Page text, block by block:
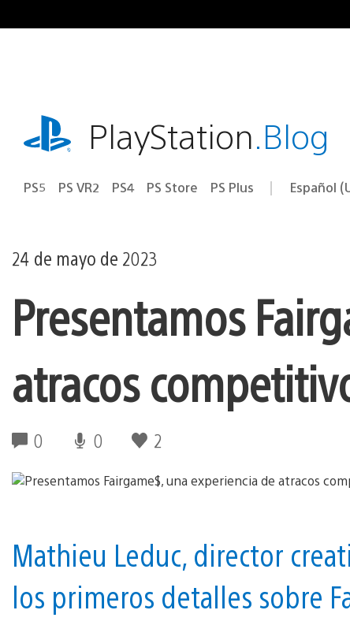
al
playstation.comPlayStation.Blog
PS5 PS VR2 PS4 PS Store PS Plus Región
Español
24 de mayo de 2023
Presentamos
atracos
0 0 2
Mathieu Leduc, director
los primeros detalles sobre